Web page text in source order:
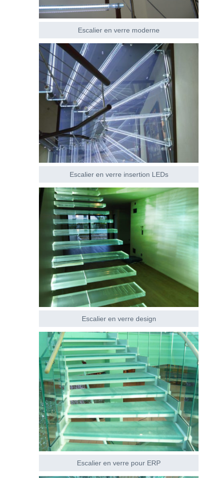
Escalier en verre moderne
Escalier en verre insertion LEDs
Escalier en verre design
Escalier en verre pour ERP